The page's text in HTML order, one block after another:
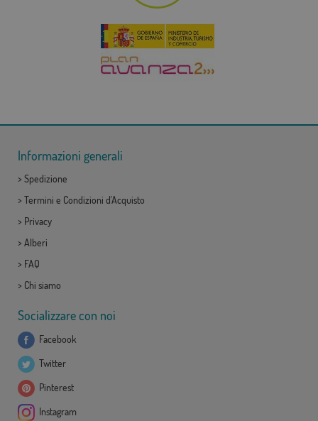
Informazioni generali
> Spedizione
> Termini e Condizioni d'Acquisto
> Privacy
> Alberi
> FAQ
> Chi siamo
Socializzare con noi
Facebook
Twitter
Pinterest
Instagram